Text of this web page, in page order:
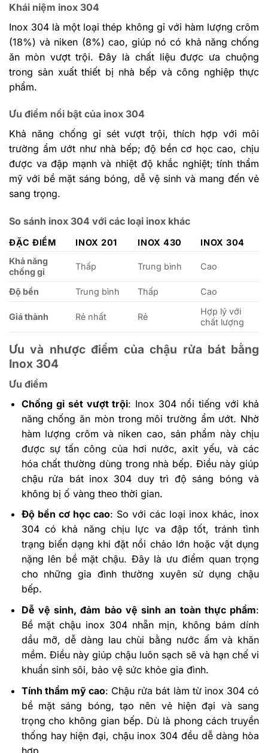
Khái niệm inox 304
Inox 304 là một loại thép không gỉ với hàm lượng crôm
(18%) và niken (8%) cao, giúp nó có khả năng chống
ăn mòn vượt trội. Đây là chất liệu được ưa chuộng
trong sản xuất thiết bị nhà bếp và công nghiệp thực
phẩm.
Ưu điểm nổi bật của inox 304
Khả năng chống gỉ sét vượt trội, thích hợp với môi
trường ẩm ướt như nhà bếp; độ bền cơ học cao, chịu
được va đập mạnh và nhiệt độ khắc nghiệt; tính thẩm
mỹ với bề mặt sáng bóng, dễ vệ sinh và mang đến vẻ
sang trọng.
So sánh inox 304 với các loại inox khác
ĐẶC ĐIỂM INOX 201 INOX 430
INOX 304
Khả năng
chống gỉ
Thấp Trung bình Cao
Độ bền Trung bình Thấp Cao
Giá thành Rẻ nhất Rẻ
Hợp lý với
chất lượng
Ưu và nhược điểm của chậu rửa bát bằng
Inox 304
Ưu điểm
Chống gỉ sét vượt trội: Inox 304 nổi tiếng với khả
năng chống ăn mòn trong môi trường ẩm ướt. Nhờ
hàm lượng crôm và niken cao, sản phẩm này chịu
được sự tấn công của hơi nước, axit yếu, và các
hóa chất thường dùng trong nhà bếp. Điều này giúp
chậu rửa bát inox 304 duy trì độ sáng bóng và
không bị ố vàng theo thời gian.
Độ bền cơ học cao: So với các loại inox khác, inox
304 có khả năng chịu lực va đập tốt, tránh tình
trạng biến dạng khi đặt nồi chảo lớn hoặc vật dụng
nặng lên bề mặt chậu. Đây là ưu điểm quan trọng
cho những gia đình thường xuyên sử dụng chậu
bếp.
Dễ vệ sinh, đảm bảo vệ sinh an toàn thực phẩm:
Bề mặt chậu inox 304 nhẵn mịn, không bám dính
dầu mỡ, dễ dàng lau chùi bằng nước ấm và khăn
mềm. Điều này giúp chậu luôn sạch sẽ và hạn chế vi
khuẩn sinh sôi, bảo vệ sức khỏe gia đình.
Tính thẩm mỹ cao: Chậu rửa bát làm từ inox 304 có
bề mặt sáng bóng, tạo nên vẻ hiện đại và sang
trọng cho không gian bếp. Dù là phong cách truyền
thống hay hiện đại, chậu inox 304 đều dễ dàng hòa
hợp.